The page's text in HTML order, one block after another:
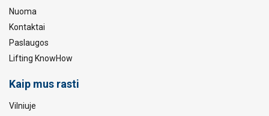
Nuoma
Kontaktai
Paslaugos
Lifting KnowHow
Kaip mus rasti
Vilniuje